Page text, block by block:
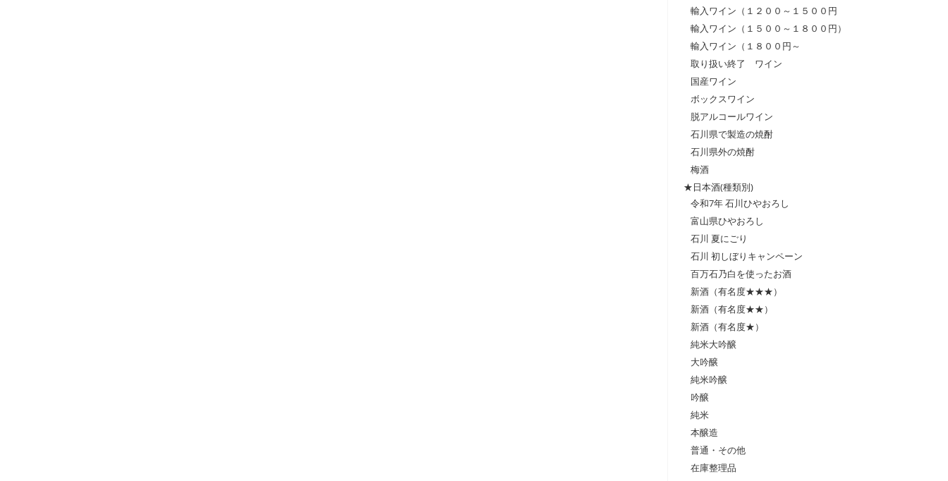
輸入ワイン（１２００～１５００円
輸入ワイン（１５００～１８００円）
輸入ワイン（１８００円～
取り扱い終了 ワイン
国産ワイン
ボックスワイン
脱アルコールワイン
石川県で製造の焼酎
石川県外の焼酎
梅酒
★日本酒(種類別)
令和7年 石川ひやおろし
富山県ひやおろし
石川 夏にごり
石川 初しぼりキャンペーン
百万石乃白を使ったお酒
新酒（有名度★★★）
新酒（有名度★★）
新酒（有名度★）
純米大吟醸
大吟醸
純米吟醸
吟醸
純米
本醸造
普通・その他
在庫整理品